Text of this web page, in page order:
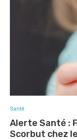
Santé
Alerte Santé :
Scorbut chez